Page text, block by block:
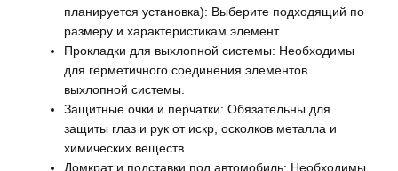
планируется установка): Выберите подходящий по
размеру и характеристикам элемент.
Прокладки для выхлопной системы: Необходимы
для герметичного соединения элементов
выхлопной системы.
Защитные очки и перчатки: Обязательны для
защиты глаз и рук от искр, осколков металла и
химических веществ.
Домкрат и подставки под автомобиль: Необходимы